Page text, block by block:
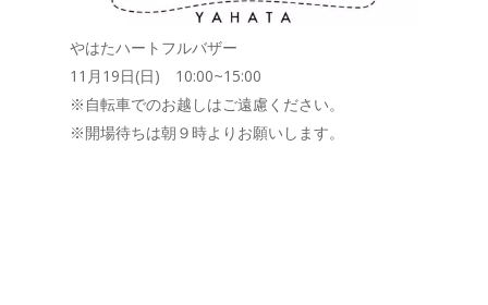
やはたハートフルバザー
11月19日(日) 10:00~15:00
※自転車でのお越しはご遠慮ください。
※開場待ちは朝９時よりお願いします。